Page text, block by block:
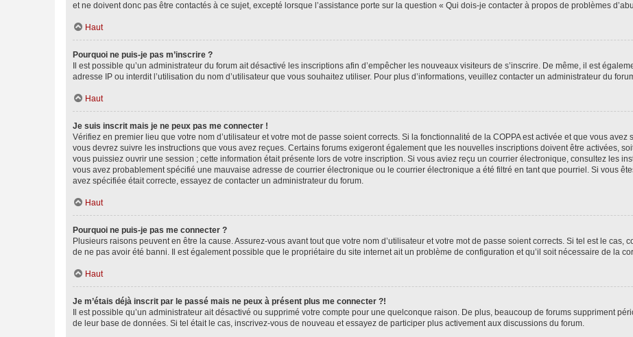
et ne doivent donc pas être contactés à ce sujet, excepté lorsque l’assistance porte sur la question « Qui dois-je contacter à propos de problèmes
Haut
Pourquoi ne puis-je pas m’inscrire ?
Il est possible qu’un administrateur du forum ait désactivé les inscriptions afin d’empêcher les nouveaux visiteurs de s’inscrire. De même, il est
adresse IP ou interdit l’utilisation du nom d’utilisateur que vous souhaitez utiliser. Pour plus d’informations, veuillez contacter un administrateur du
Haut
Je suis inscrit mais je ne peux pas me connecter !
Vérifiez en premier lieu que votre nom d’utilisateur et votre mot de passe soient corrects. Si la fonctionnalité de la COPPA est activée et que vous
vous devrez suivre les instructions que vous avez reçues. Certains forums exigeront également que les nouvelles inscriptions doivent être activées,
vous puissiez ouvrir une session ; cette information était présente lors de votre inscription. Si vous aviez reçu un courrier électronique, consultez les
vous avez probablement spécifié une mauvaise adresse de courrier électronique ou le courrier électronique a été filtré en tant que pourriel. Si vous
avez spécifiée était correcte, essayez de contacter un administrateur du forum.
Haut
Pourquoi ne puis-je pas me connecter ?
Plusieurs raisons peuvent en être la cause. Assurez-vous avant tout que votre nom d’utilisateur et votre mot de passe soient corrects. Si tel est le cas,
de ne pas avoir été banni. Il est également possible que le propriétaire du site internet ait un problème de configuration et qu’il soit nécessaire de la
Haut
Je m’étais déjà inscrit par le passé mais ne peux à présent plus me connecter ?!
Il est possible qu’un administrateur ait désactivé ou supprimé votre compte pour une quelconque raison. De plus, beaucoup de forums suppriment
de leur base de données. Si tel était le cas, inscrivez-vous de nouveau et essayez de participer plus activement aux discussions du forum.